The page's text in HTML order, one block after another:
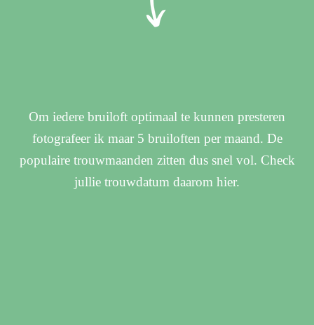
Om iedere bruiloft optimaal te kunnen presteren
fotografeer ik maar 5 bruiloften per maand. De
populaire trouwmaanden zitten dus snel vol. Check
jullie trouwdatum daarom hier.